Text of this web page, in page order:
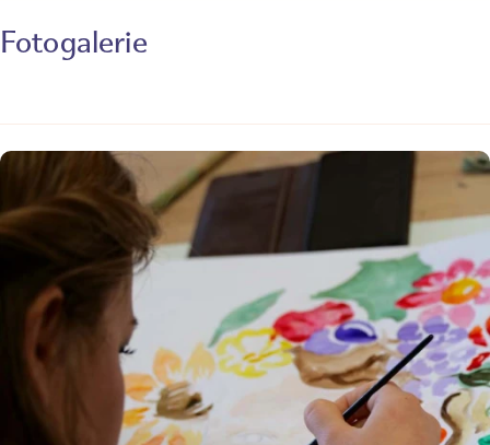
Fotogalerie